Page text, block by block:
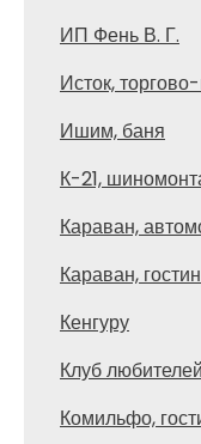
ИП Фень В. Г.
Исток,
Ишим, баня
К-21,
Караван,
Караван,
Кенгуру
Клуб
Комильфо,